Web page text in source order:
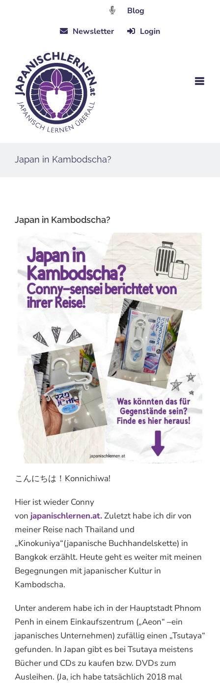
Blog
Newsletter
Login
Japan in Kambodscha?
Japan in Kambodscha?
こんにちは！Konnichiwa!
Hier ist wieder Conny
von japanischlernen.at.Zuletzt habe ich dir von
meiner Reise nach Thailand und
„Kinokuniya“(japanische Buchhandelskette) in
Bangkok erzählt. Heute geht es weiter mit meinen
Begegnungen mit japanischer Kultur in
Kambodscha.
Unter anderem habe ich in der Hauptstadt Phnom
Penh in einem Einkaufszentrum („Aeon“ –ein
japanisches Unternehmen) zufällig einen „Tsutaya“
gefunden. In Japan gibt es bei Tsutaya meistens
Bücher und CDs zu kaufen bzw. DVDs zum
Ausleihen. (Ja, ich habe tatsächlich 2018 mal